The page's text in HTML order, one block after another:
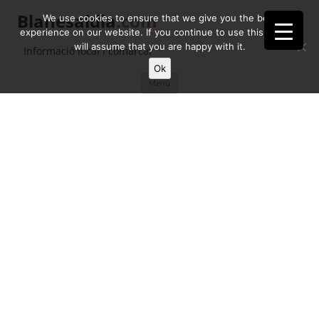
Blanesaldia.com
Informació local i comarcal
contingut
We use cookies to ensure that we give you the best
experience on our website. If you continue to use this site we
will assume that you are happy with it.
Ok